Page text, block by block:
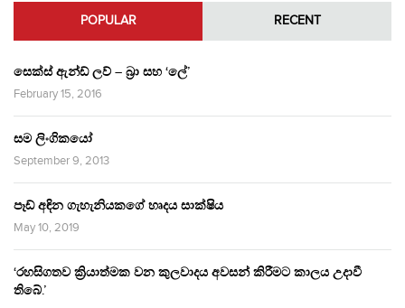
POPULAR RECENT
සෙක්ස් ඇන්ඩ් ලව් – බ්‍රා සහ ‘ලේ’
February 15, 2016
සම ලිංගිකයෝ
September 9, 2013
පෑඩ් අඳින ගැහැනියකගේ හෘදය සාක්ෂිය
May 10, 2019
‘රහසිගතව ක්‍රියාත්මක වන කුලවාදය අවසන් කිරීමට කාලය උදාවී
තිබේ.’